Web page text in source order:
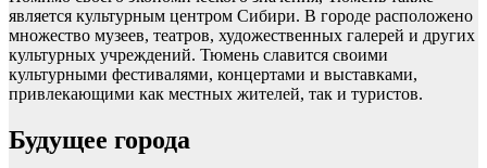
является культурным центром Сибири. В городе расположено
множество музеев, театров, художественных галерей и других
культурных учреждений. Тюмень славится своими
культурными фестивалями, концертами и выставками,
привлекающими как местных жителей, так и туристов.
Будущее города